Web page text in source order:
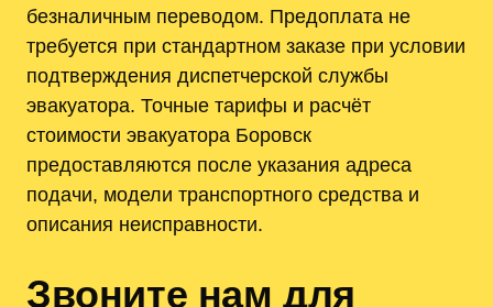
безналичным переводом. Предоплата не
требуется при стандартном заказе при условии
подтверждения диспетчерской службы
эвакуатора. Точные тарифы и расчёт
стоимости эвакуатора Боровск
предоставляются после указания адреса
подачи, модели транспортного средства и
описания неисправности.
Звоните нам для